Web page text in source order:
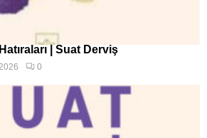
| Suat Derviş
0